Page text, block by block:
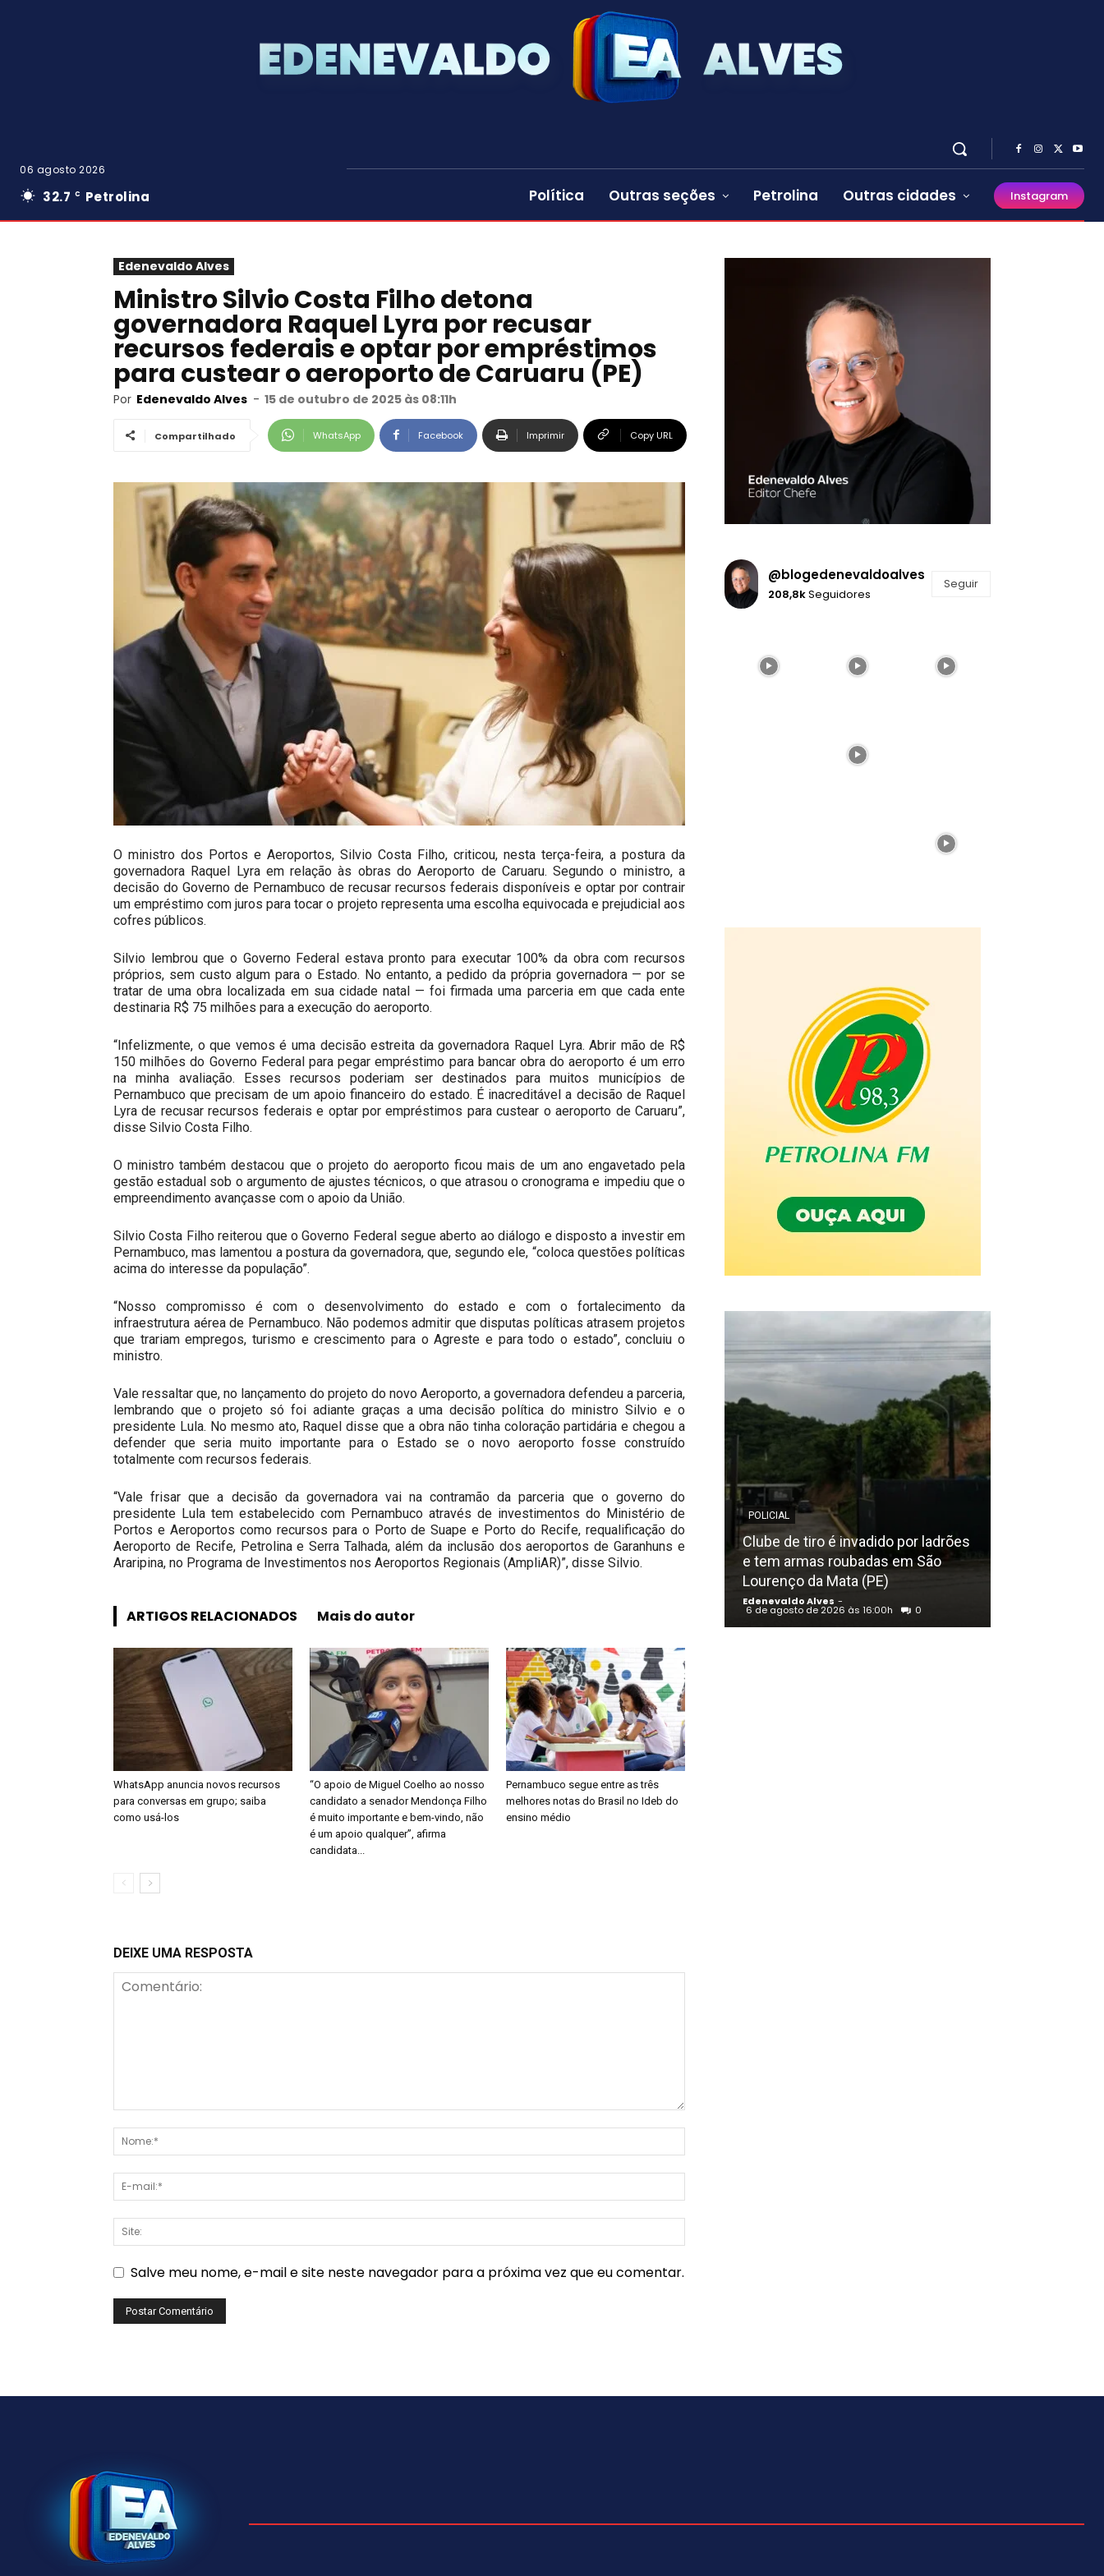
06 agosto 2026
32.7 C Petrolina Política Outras seções Petrolina Outras cidades Instagram
Edenevaldo Alves
Ministro Silvio Costa Filho detona
governadora Raquel Lyra por recusar
recursos federais e optar por empréstimos
para custear o aeroporto de Caruaru (PE)
Por Edenevaldo Alves - 15 de outubro de 2025 às 08:11h
Compartilhado WhatsApp Facebook Imprimir Copy URL
O ministro dos Portos e Aeroportos, Silvio Costa Filho, criticou, nesta terça-feira, a postura da
governadora Raquel Lyra em relação às obras do Aeroporto de Caruaru. Segundo o ministro, a
decisão do Governo de Pernambuco de recusar recursos federais disponíveis e optar por contrair
um empréstimo com juros para tocar o projeto representa uma escolha equivocada e prejudicial aos
cofres públicos.
Silvio lembrou que o Governo Federal estava pronto para executar 100% da obra com recursos
próprios, sem custo algum para o Estado. No entanto, a pedido da própria governadora — por se
tratar de uma obra localizada em sua cidade natal — foi firmada uma parceria em que cada ente
destinaria R$ 75 milhões para a execução do aeroporto.
“Infelizmente, o que vemos é uma decisão estreita da governadora Raquel Lyra. Abrir mão de R$
150 milhões do Governo Federal para pegar empréstimo para bancar obra do aeroporto é um erro
na minha avaliação. Esses recursos poderiam ser destinados para muitos municípios de
Pernambuco que precisam de um apoio financeiro do estado. É inacreditável a decisão de Raquel
Lyra de recusar recursos federais e optar por empréstimos para custear o aeroporto de Caruaru”,
disse Silvio Costa Filho.
O ministro também destacou que o projeto do aeroporto ficou mais de um ano engavetado pela
gestão estadual sob o argumento de ajustes técnicos, o que atrasou o cronograma e impediu que o
empreendimento avançasse com o apoio da União.
Silvio Costa Filho reiterou que o Governo Federal segue aberto ao diálogo e disposto a investir em
Pernambuco, mas lamentou a postura da governadora, que, segundo ele, “coloca questões políticas
acima do interesse da população”.
“Nosso compromisso é com o desenvolvimento do estado e com o fortalecimento da
infraestrutura aérea de Pernambuco. Não podemos admitir que disputas políticas atrasem projetos
que trariam empregos, turismo e crescimento para o Agreste e para todo o estado”, concluiu o
ministro.
Vale ressaltar que, no lançamento do projeto do novo Aeroporto, a governadora defendeu a parceria,
lembrando que o projeto só foi adiante graças a uma decisão política do ministro Silvio e o
presidente Lula. No mesmo ato, Raquel disse que a obra não tinha coloração partidária e chegou a
defender que seria muito importante para o Estado se o novo aeroporto fosse construído
totalmente com recursos federais.
“Vale frisar que a decisão da governadora vai na contramão da parceria que o governo do
presidente Lula tem estabelecido com Pernambuco através de investimentos do Ministério de
Portos e Aeroportos como recursos para o Porto de Suape e Porto do Recife, requalificação do
Aeroporto de Recife, Petrolina e Serra Talhada, além da inclusão dos aeroportos de Garanhuns e
Araripina, no Programa de Investimentos nos Aeroportos Regionais (AmpliAR)”, disse Silvio.
ARTIGOS RELACIONADOS Mais do autor
WhatsApp anuncia novos recursos
para conversas em grupo; saiba
como usá-los
“O apoio de Miguel Coelho ao nosso
candidato a senador Mendonça Filho
é muito importante e bem-vindo, não
é um apoio qualquer”, afirma
candidata...
Pernambuco segue entre as três
melhores notas do Brasil no Ideb do
ensino médio
DEIXE UMA RESPOSTA
Salve meu nome, e-mail e site neste navegador para a próxima vez que eu comentar.
@blogedenevaldoalves
208,8kSeguidores
Seguir
POLICIAL
Clube de tiro é invadido por ladrões
e tem armas roubadas em São
Lourenço da Mata (PE)
Edenevaldo Alves -
6 de agosto de 2026 às 16:00h 0